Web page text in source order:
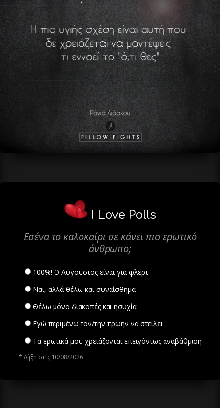
I Love Polls
Εσένα το καλοκαίρι σε κάνει πιο ερωτικό
άνθρωπο;
100%! Ο Αύγουστος είναι για φλερτ
Ναι, αλλά θέλω και συναίσθημα
Θέλω μόνο διακοπές και ησυχία
Εγώ περιμένω τον/την πρώην να στείλει
Τα ερωτικά μου χρειάζονται επειγόντως αναβάθμιση
* Λήξη στις 10/08/2026